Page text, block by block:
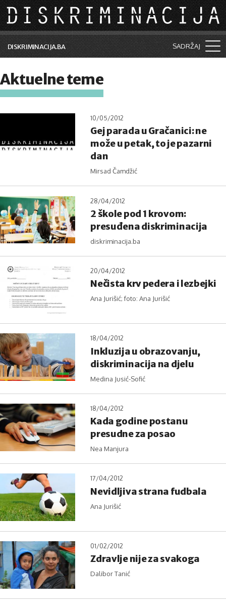
Skip to main content
DISKRIMINACIJA.BA SADRŽAJ
Vijesti i događaji
Lične priče
Saradnja sa medijima
Pretraga
Aktuelne teme
10/05/2012
Gej parada u Gračanici: ne
može u petak, to je pazarni
dan
Mirsad Čamdžić
28/04/2012
2 škole pod 1 krovom:
presuđena diskriminacija
diskriminacija.ba
20/04/2012
Nečista krv pedera i lezbejki
Ana Jurišić; foto: Ana Jurišić
18/04/2012
Inkluzija u obrazovanju,
diskriminacija na djelu
Medina Jusić-Sofić
18/04/2012
Kada godine postanu
presudne za posao
Nea Manjura
17/04/2012
Nevidljiva strana fudbala
Ana Jurišić
01/02/2012
Zdravlje nije za svakoga
Dalibor Tanić